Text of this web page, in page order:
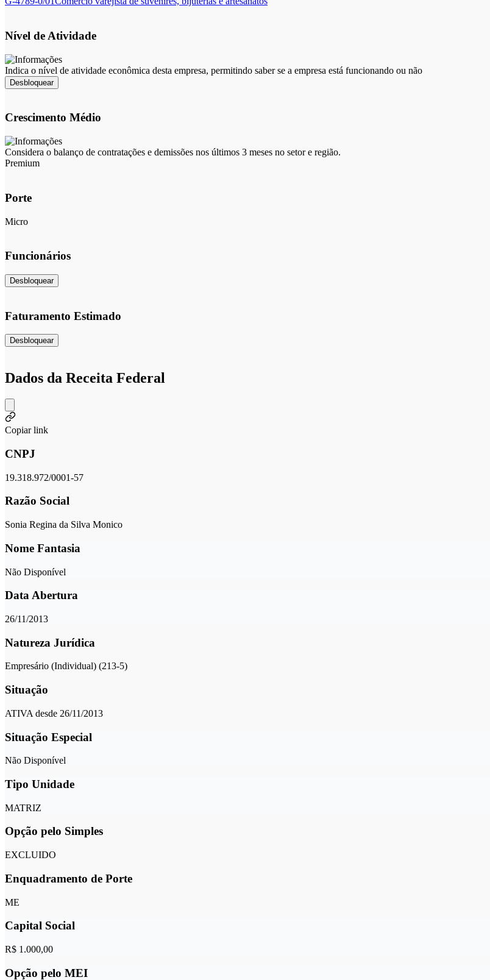
Nível de Atividade
Indica o nível de atividade econômica desta empresa, permitindo saber se a empresa está funcionando ou não
Desbloquear
Crescimento Médio
Considera o balanço de contratações e demissões nos últimos 3 meses no setor e região.
Premium
Porte
Micro
Funcionários
Desbloquear
Faturamento Estimado
Desbloquear
Dados da Receita Federal
Copiar link
CNPJ
19.318.972/0001-57
Razão Social
Sonia Regina da Silva Monico
Nome Fantasia
Não Disponível
Data Abertura
26/11/2013
Natureza Jurídica
Empresário (Individual) (213-5)
Situação
ATIVA desde 26/11/2013
Situação Especial
Não Disponível
Tipo Unidade
MATRIZ
Opção pelo Simples
EXCLUIDO
Enquadramento de Porte
ME
Capital Social
R$ 1.000,00
Opção pelo MEI